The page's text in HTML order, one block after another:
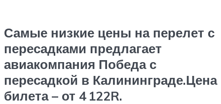
Самые низкие цены на перелет с
пересадками предлагает
авиакомпания Победа с
пересадкой в Калининграде.Цена
билета – от 4 122R.